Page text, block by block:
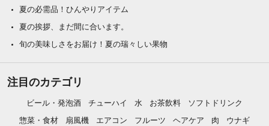
夏の必需品！ひんやりアイテム
夏の挨拶、まだ間に合います。
旬の美味しさをお届け！夏の瑞々しい果物
注目のカテゴリ
ビール・発泡酒 チューハイ 水 お茶飲料
ソフトドリンク
惣菜・食材
扇風機 エアコン フルーツ ヘアケア 肉 ウナギ